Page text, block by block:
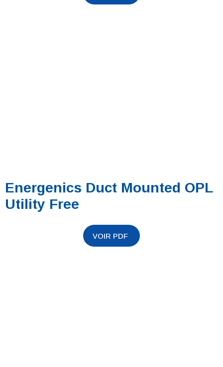
Energenics Duct Mounted OPL
Utility Free